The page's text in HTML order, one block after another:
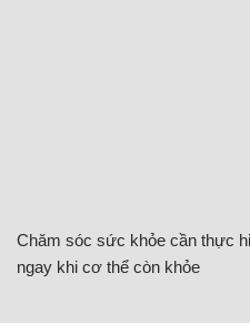
Chăm sóc sức khỏe cần thực
ngay khi cơ thể còn khỏe